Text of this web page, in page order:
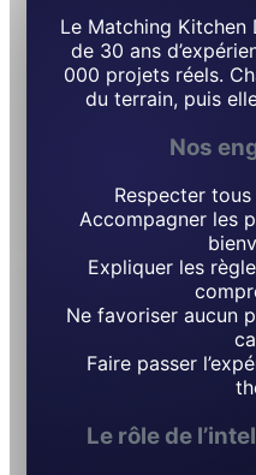
Le Matching Kitchen
de 30 ans
000 projets réels.
du terrain, puis
Nos
Respecter
Accompagner les
Expliquer les
Ne favoriser aucun
Faire passer
Le rôle de